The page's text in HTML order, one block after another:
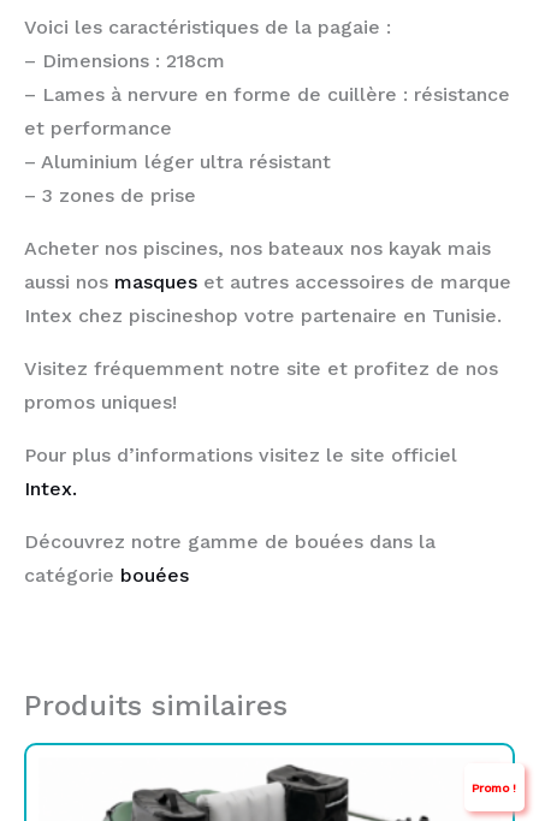
Voici les caractéristiques de la pagaie :
– Dimensions : 218cm
– Lames à nervure en forme de cuillère : résistance
et performance
– Aluminium léger ultra résistant
– 3 zones de prise
Acheter nos piscines, nos bateaux nos kayak mais
aussi nos masques et autres accessoires de marque
Intex chez piscineshop votre partenaire en Tunisie.
Visitez fréquemment notre site et profitez de nos
promos uniques!
Pour plus d’informations visitez le site officiel
Intex.
Découvrez notre gamme de bouées dans la
catégorie bouées
Produits similaires
Promo !
prix
prix